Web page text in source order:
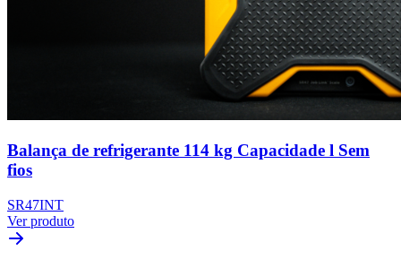
Balança de refrigerante 114 kg Capacidade l Sem
fios
SR47INT
Ver produto